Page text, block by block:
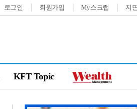
로그인 회원가입 My스크랩 지
KFT Topic